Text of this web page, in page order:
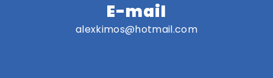
E-mail
alexkimos@hotmail.com